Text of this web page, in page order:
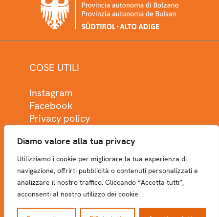
Diamo valore alla tua privacy
Utilizziamo i cookie per migliorare la tua esperienza di
navigazione, offrirti pubblicità o contenuti personalizzati e
analizzare il nostro traffico. Cliccando “Accetta tutti”,
acconsenti al nostro utilizzo dei cookie.
COSE UTILI
Instagram
Facebook
Privacy policy
NEWSLETTER